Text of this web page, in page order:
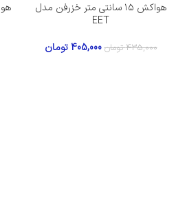
هواکش ۱۵ سانتی متر خزرفن مدل
EET
435,000 تومان 405,000 تومان